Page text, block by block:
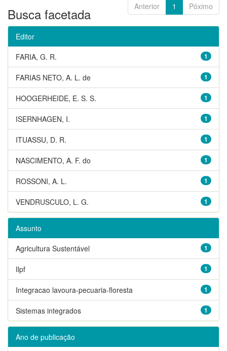
Anterior 1 Póximo
Busca facetada
Editor
1
FARIA, G. R.
1
FARIAS NETO, A. L. de
1
HOOGERHEIDE, E. S. S.
1
ISERNHAGEN, I.
1
ITUASSU, D. R.
1
NASCIMENTO, A. F. do
1
ROSSONI, A. L.
1
VENDRUSCULO, L. G.
Assunto
1
Agricultura Sustentável
1
Ilpf
1
Integracao lavoura-pecuaria-floresta
1
Sistemas integrados
Ano de publicação